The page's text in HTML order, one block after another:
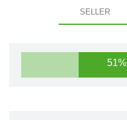
SELLER
51%